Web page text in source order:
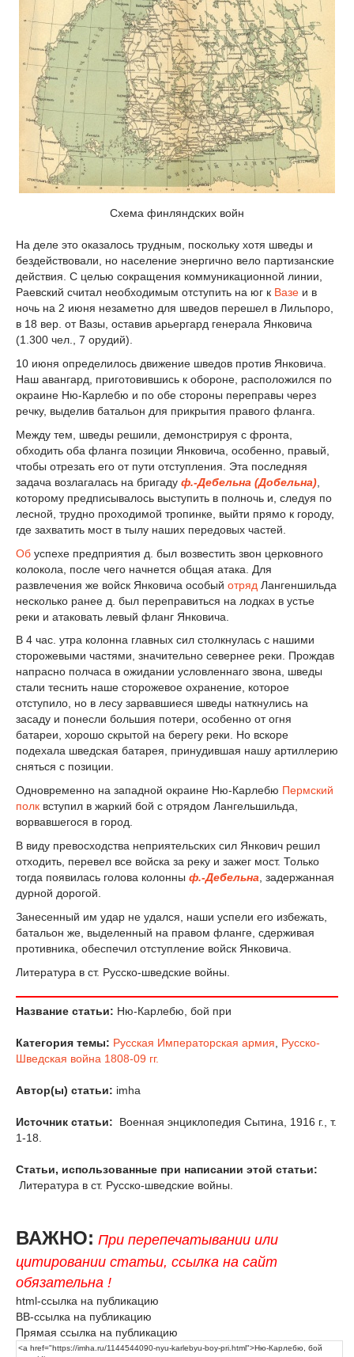
Схема финляндских войн
На деле это оказалось трудным, поскольку хотя шведы и
бездействовали, но население энергично вело партизанские
действия. С целью сокращения коммуникационной линии,
Раевский считал необходимым отступить на юг к Вазе и в
ночь на 2 июня незаметно для шведов перешел в Лильпоро,
в 18 вер. от Вазы, оставив арьергард генерала Янковича
(1.300 чел., 7 орудий).
10 июня определилось движение шведов против Янковича.
Наш авангард, приготовившись к обороне, расположился по
окраине Ню-Карлебю и по обе стороны переправы через
речку, выделив батальон для прикрытия правого фланга.
Между тем, шведы решили, демонстрируя с фронта,
обходить оба фланга позиции Янковича, особенно, правый,
чтобы отрезать его от пути отступления. Эта последняя
задача возлагалась на бригаду ф.-Дебельна (Добельна)
которому предписывалось выступить в полночь и, следуя по
лесной, трудно проходимой тропинке, выйти прямо к городу,
где захватить мост в тылу наших передовых частей.
Об успехе предприятия д. был возвестить звон церковного
колокола, после чего начнется общая атака. Для
развлечения же войск Янковича особый отряд Лангеншильда
несколько ранее д. был переправиться на лодках в устье
реки и атаковать левый фланг Янковича.
В 4 час. утра колонна главных сил столкнулась с нашими
сторожевыми частями, значительно севернее реки. Прождав
напрасно полчаса в ожидании условленнаго звона, шведы
стали теснить наше сторожевое охранение, которое
отступило, но в лесу зарвавшиеся шведы наткнулись на
засаду и понесли большия потери, особенно от огня
батареи, хорошо скрытой на берегу реки. Но вскоре
подехала шведская батарея, принудившая нашу артиллерию
сняться с позиции.
Одновременно на западной окраине Ню-Карлебю Пермский
полк вступил в жаркий бой с отрядом Лангельшильда,
ворвавшегося в город.
В виду превосходства неприятельских сил Янкович решил
отходить, перевел все войска за реку и зажег мост. Только
тогда появилась голова колонны ф.-Дебельна , задержанная
дурной дорогой.
Занесенный им удар не удался, наши успели его избежать,
батальон же, выделенный на правом фланге, сдерживая
противника, обеспечил отступление войск Янковича.
Литература в ст. Русско-шведские войны.
Название статьи: Ню-Карлебю, бой при
Категория темы: Русская Императорская армия
Русско-
Шведская война 1808-09 гг.
Автор(ы) статьи: imha
Источник статьи:
Военная энциклопедия Сытина, 1916 г., т.
1-18.
Статьи, использованные при написании этой статьи:
Литература в ст. Русско-шведские войны.
ВАЖНО: При перепечатывании или
цитировании статьи, ссылка на сайт
обязательна !
html-ссылка на публикацию
BB-ссылка на публикацию
Прямая ссылка на публикацию